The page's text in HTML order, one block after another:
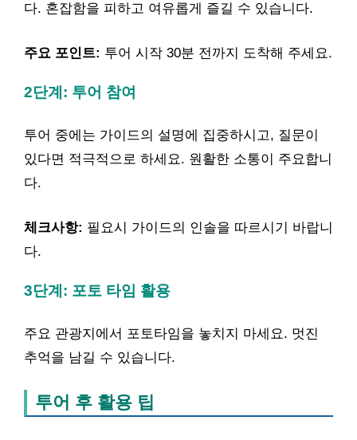
다. 혼잡함을 피하고 여유롭게 즐길 수 있습니다.
주요 포인트: 투어 시작 30분 전까지 도착해 주세요.
2단계: 투어 참여
투어 중에는 가이드의 설명에 집중하시고, 질문이
있다면 적극적으로 하세요. 원활한 소통이 주요합니
다.
체크사항: 필요시 가이드의 인솔을 따르시기 바랍니
다.
3단계: 포토 타임 활용
주요 관광지에서 포토타임을 놓치지 마세요. 멋진
추억을 남길 수 있습니다.
투어 후 활용 팁